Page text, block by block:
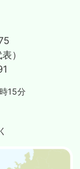
）
15分